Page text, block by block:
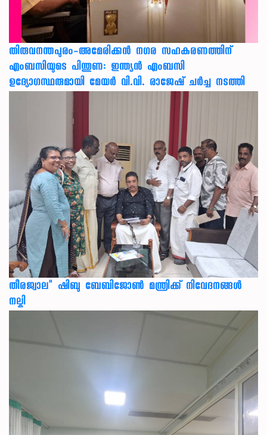
തിരുവനന്തപുരം-അമേരിക്കന്‍ നഗര സഹകരണത്തിന്
എംബസിയുടെ പിന്തുണ: ഇന്ത്യന്‍ എംബസി
ഉദ്യോഗസ്ഥരുമായി മേയര്‍ വി.വി. രാജേഷ് ചര്‍ച്ച നടത്തി
തീരജ്വാല" ഷിബു ബേബിജോൺ മന്ത്രിക്ക് നിവേദനങ്ങള്‍
നല്കി